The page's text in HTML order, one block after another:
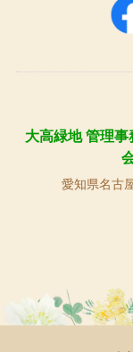
大高緑地 管理
愛知県名古